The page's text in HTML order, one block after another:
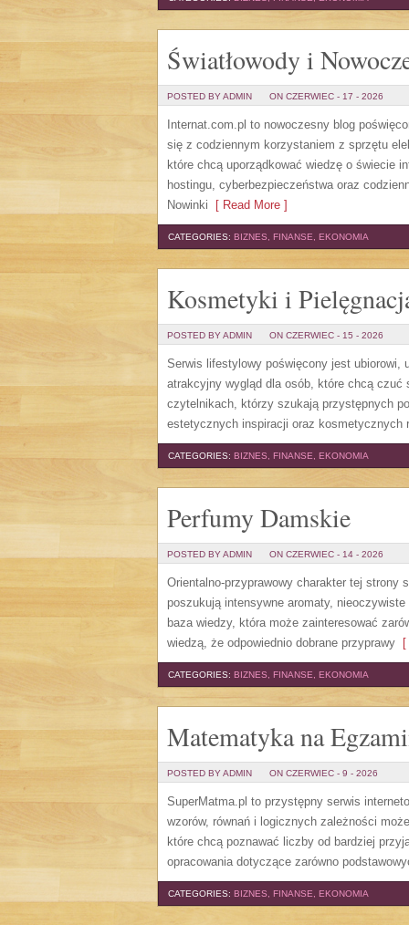
Światłowody i
POSTED BY ADMIN ON CZERWIEC - 17 - 2026
Internat.com.pl to nowoczesny blog
się z codziennym korzystaniem z sprzętu
które chcą uporządkować wiedzę o świecie
hostingu, cyberbezpieczeństwa oraz
Nowinki [ Read More ]
CATEGORIES: BIZNES, FINANSE, EKONOMIA
Kosmetyki i
POSTED BY ADMIN ON CZERWIEC - 15 - 2026
Serwis lifestylowy poświęcony jest ubiorowi,
atrakcyjny wygląd dla osób, które chcą
czytelnikach, którzy szukają przystępnych
estetycznych inspiracji oraz kosmetycznych
CATEGORIES: BIZNES, FINANSE, EKONOMIA
Perfumy Damskie
POSTED BY ADMIN ON CZERWIEC - 14 - 2026
Orientalno-przyprawowy charakter tej
poszukują intensywne aromaty,
baza wiedzy, która może zainteresować
wiedzą, że odpowiednio dobrane przyprawy [
CATEGORIES: BIZNES, FINANSE, EKONOMIA
Matematyka na
POSTED BY ADMIN ON CZERWIEC - 9 - 2026
SuperMatma.pl to przystępny serwis
wzorów, równań i logicznych zależności
które chcą poznawać liczby od bardziej
opracowania dotyczące zarówno
CATEGORIES: BIZNES, FINANSE, EKONOMIA